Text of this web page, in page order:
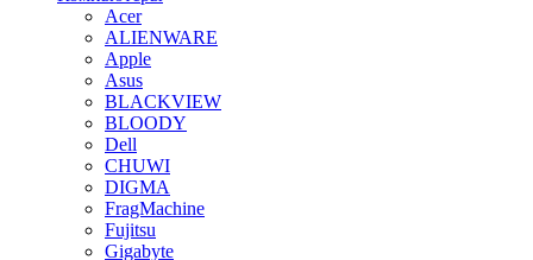
Acer
ALIENWARE
Apple
Asus
BLACKVIEW
BLOODY
Dell
CHUWI
DIGMA
FragMachine
Fujitsu
Gigabyte